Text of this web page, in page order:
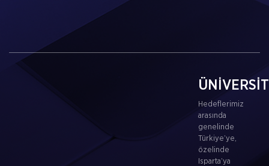
Hedeflerimiz
arasında
genelinde
Türkiye’ye,
özelinde
Isparta’ya